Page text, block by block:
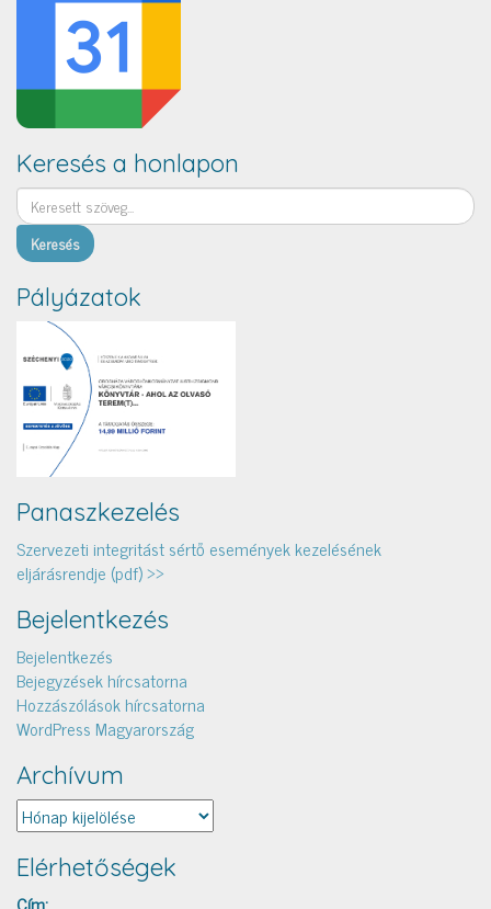
Keresés a honlapon
Keresés
Pályázatok
Panaszkezelés
Szervezeti integritást sértő események kezelésének
eljárásrendje (pdf) >>
Bejelentkezés
Bejelentkezés
Bejegyzések hírcsatorna
Hozzászólások hírcsatorna
WordPress Magyarország
Archívum
Archívum
Elérhetőségek
Cím: